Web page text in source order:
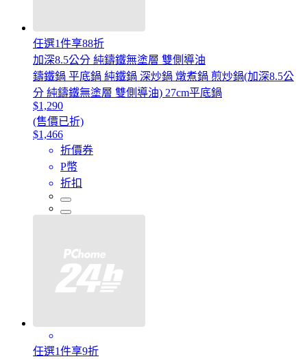
任選1件享88折
加深8.5公分 純鑄鐵無塗層 雙側導油
鑄鐵鍋 平底鍋 純鐵鍋 深炒鍋 燉煮鍋 煎炒鍋(加深8.5公
分 純鑄鐵無塗層 雙側導油) 27cm平底鍋
$1,290
(售價已折)
$1,466
折價券
P幣
折扣
任選1件享9折